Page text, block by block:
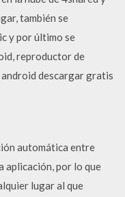
también se
y por último se
reproductor de
descargar gratis
automática entre
aplicación, por lo que
lugar al que